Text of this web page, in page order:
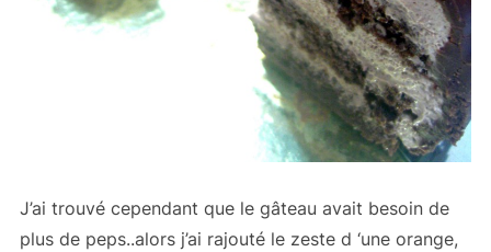
J’ai trouvé cependant que le gâteau avait besoin de
plus de peps..alors j’ai rajouté le zeste d ‘une orange,